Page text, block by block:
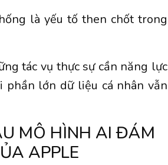
là yếu tố then chốt trong
tác vụ thực sự cần năng lực
lớn dữ liệu cá nhân vẫn
MÔ HÌNH AI ĐÁM
APPLE